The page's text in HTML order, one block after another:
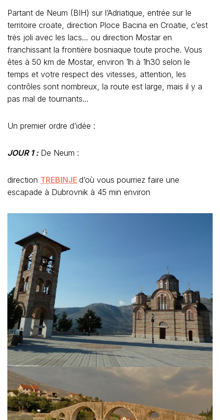
Partant de Neum (BIH) sur l’Adriatique, entrée sur le
territoire croate, direction Ploce Bacina en Croatie, c’est
très joli avec les lacs… ou direction Mostar en
franchissant la frontière bosniaque toute proche. Vous
êtes à 50 km de Mostar, environ 1h à 1h30 selon le
temps et votre respect des vitesses, attention, les
contrôles sont nombreux, la route est large, mais il y a
pas mal de tournants…
Un premier ordre d’idée :
JOUR 1 :De Neum :
direction TREBINJE d’où vous pourriez faire une
escapade à Dubrovnik à 45 min environ